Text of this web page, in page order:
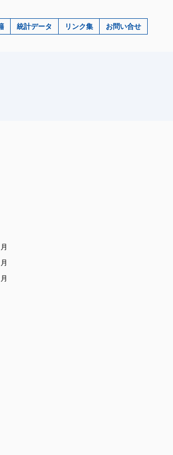
統計データ リンク集 お問い合せ